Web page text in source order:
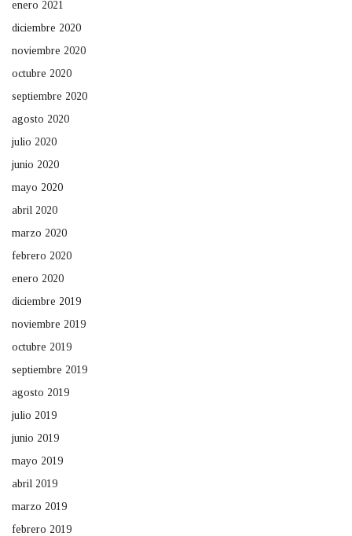
enero 2021
diciembre 2020
noviembre 2020
octubre 2020
septiembre 2020
agosto 2020
julio 2020
junio 2020
mayo 2020
abril 2020
marzo 2020
febrero 2020
enero 2020
diciembre 2019
noviembre 2019
octubre 2019
septiembre 2019
agosto 2019
julio 2019
junio 2019
mayo 2019
abril 2019
marzo 2019
febrero 2019